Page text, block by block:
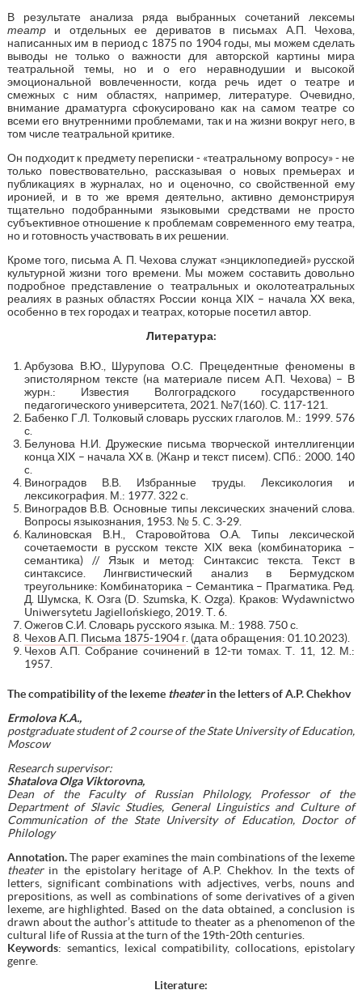
В результате анализа ряда выбранных сочетаний лексемы
театр и отдельных ее дериватов в письмах А.П. Чехова,
написанных им в период с 1875 по 1904 годы, мы можем сделать
выводы не только о важности для авторской картины мира
театральной темы, но и о его неравнодушии и высокой
эмоциональной вовлеченности, когда речь идет о театре и
смежных с ним областях, например, литературе. Очевидно,
внимание драматурга сфокусировано как на самом театре со
всеми его внутренними проблемами, так и на жизни вокруг него, в
том числе театральной критике.
Он подходит к предмету переписки - «театральному вопросу» - не
только повествовательно, рассказывая о новых премьерах и
публикациях в журналах, но и оценочно, со свойственной ему
иронией, и в то же время деятельно, активно демонстрируя
тщательно подобранными языковыми средствами не просто
субъективное отношение к проблемам современного ему театра,
но и готовность участвовать в их решении.
Кроме того, письма А. П. Чехова служат «энциклопедией» русской
культурной жизни того времени. Мы можем составить довольно
подробное представление о театральных и околотеатральных
реалиях в разных областях России конца XIX – начала XX века,
особенно в тех городах и театрах, которые посетил автор.
Литература:
Арбузова В.Ю., Шурупова О.С. Прецедентные феномены в
эпистолярном тексте (на материале писем А.П. Чехова) – В
журн.: Известия Волгоградского государственного
педагогического университета, 2021. №7(160). С. 117-121.
Бабенко Г.Л. Толковый словарь русских глаголов. М.: 1999. 576
с.
Белунова Н.И. Дружеские письма творческой интеллигенции
конца XIX – начала XX в. (Жанр и текст писем). СПб.: 2000. 140
c.
Виноградов В.В. Избранные труды. Лексикология и
лексикография. М.: 1977. 322 c.
Виноградов В.В. Основные типы лексических значений слова.
Вопросы языкознания, 1953. № 5. C. 3-29.
Калиновская В.Н., Старовойтова О.А. Типы лексической
сочетаемости в русском тексте XIX века (комбинаторика –
семантика) // Язык и метод: Синтаксис текста. Текст в
синтаксисе. Лингвистический анализ в Бермудском
треугольнике: Комбинаторика – Семантика – Прагматика. Ред.
Д. Шумска, К. Озга (D. Szumska, K. Ozga). Краков: Wydawnictwo
Uniwersytetu Jagiellońskiego, 2019. Т. 6.
Ожегов С.И. Словарь русского языка. М.: 1988. 750 с.
Чехов А.П. Письма 1875-1904 г. (дата обращения: 01.10.2023).
Чехов А.П. Собрание сочинений в 12-ти томах. Т. 11, 12. М.:
1957.
The compatibility of the lexeme theaterin the letters of A.P. Chekhov
Ermolova K.A.,
postgraduate student of 2 course of the State University of Education,
Moscow
Research supervisor:
Shatalova Olga Viktorovna,
Dean of the Faculty of Russian Philology, Professor of the
Department of Slavic Studies, General Linguistics and Culture of
Communication of the State University of Education, Doctor of
Philology
Annotation.The paper examines the main combinations of the lexeme
theater in the epistolary heritage of A.P. Chekhov. In the texts of
letters, significant combinations with adjectives, verbs, nouns and
prepositions, as well as combinations of some derivatives of a given
lexeme, are highlighted. Based on the data obtained, a conclusion is
drawn about the author’s attitude to theater as a phenomenon of the
cultural life of Russia at the turn of the 19th-20th centuries.
Keywords: semantics, lexical compatibility, collocations, epistolary
genre.
Literature: